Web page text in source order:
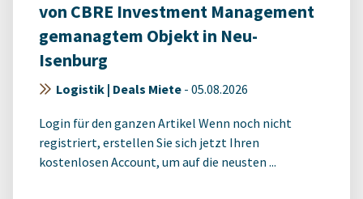
von CBRE Investment Management
gemanagtem Objekt in Neu-
Isenburg
Logistik | Deals Miete - 05.08.2026
Login für den ganzen Artikel Wenn noch nicht
registriert, erstellen Sie sich jetzt Ihren
kostenlosen Account, um auf die neusten ...